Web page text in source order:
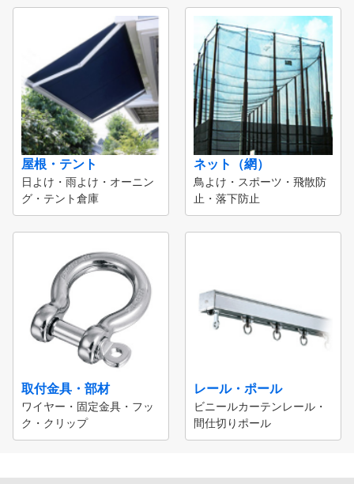
屋根・テント
日よけ・雨よけ・オーニン
グ・テント倉庫
ネット（網）
鳥よけ・スポーツ・飛散防
止・落下防止
取付金具・部材
ワイヤー・固定金具・フッ
ク・クリップ
レール・ポール
ビニールカーテンレール・
間仕切りポール